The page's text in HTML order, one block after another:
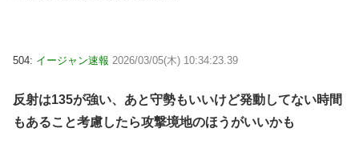
504: イージャン速報 2026/03/05(木) 10:34:23.39
反射は135が強い、あと守勢もいいけど発動してない時間
もあること考慮したら攻撃境地のほうがいいかも